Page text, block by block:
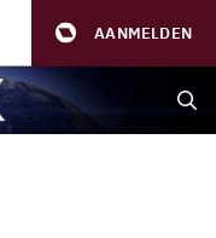
AANMELDEN